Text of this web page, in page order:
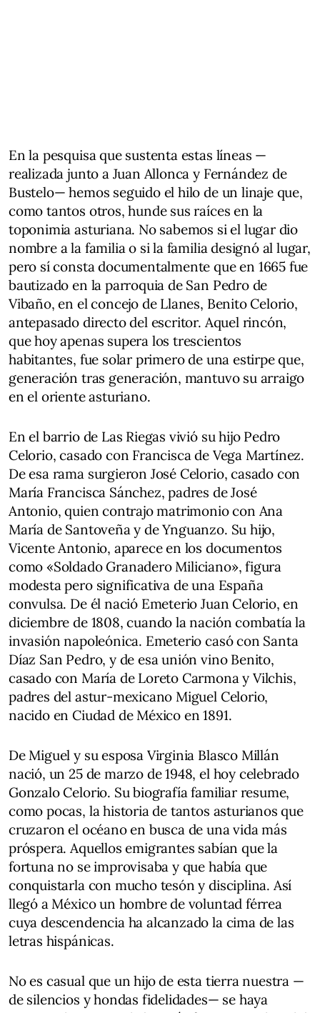
En la pesquisa que sustenta estas líneas —
realizada junto a Juan Allonca y Fernández de
Bustelo— hemos seguido el hilo de un linaje que,
como tantos otros, hunde sus raíces en la
toponimia asturiana. No sabemos si el lugar dio
nombre a la familia o si la familia designó al lugar,
pero sí consta documentalmente que en 1665 fue
bautizado en la parroquia de San Pedro de
Vibaño, en el concejo de Llanes, Benito Celorio,
antepasado directo del escritor. Aquel rincón,
que hoy apenas supera los trescientos
habitantes, fue solar primero de una estirpe que,
generación tras generación, mantuvo su arraigo
en el oriente asturiano.
En el barrio de Las Riegas vivió su hijo Pedro
Celorio, casado con Francisca de Vega Martínez.
De esa rama surgieron José Celorio, casado con
María Francisca Sánchez, padres de José
Antonio, quien contrajo matrimonio con Ana
María de Santoveña y de Ynguanzo. Su hijo,
Vicente Antonio, aparece en los documentos
como «Soldado Granadero Miliciano», figura
modesta pero significativa de una España
convulsa. De él nació Emeterio Juan Celorio, en
diciembre de 1808, cuando la nación combatía la
invasión napoleónica. Emeterio casó con Santa
Díaz San Pedro, y de esa unión vino Benito,
casado con María de Loreto Carmona y Vilchis,
padres del astur-mexicano Miguel Celorio,
nacido en Ciudad de México en 1891.
De Miguel y su esposa Virginia Blasco Millán
nació, un 25 de marzo de 1948, el hoy celebrado
Gonzalo Celorio. Su biografía familiar resume,
como pocas, la historia de tantos asturianos que
cruzaron el océano en busca de una vida más
próspera. Aquellos emigrantes sabían que la
fortuna no se improvisaba y que había que
conquistarla con mucho tesón y disciplina. Así
llegó a México un hombre de voluntad férrea
cuya descendencia ha alcanzado la cima de las
letras hispánicas.
No es casual que un hijo de esta tierra nuestra —
de silencios y hondas fidelidades— se haya